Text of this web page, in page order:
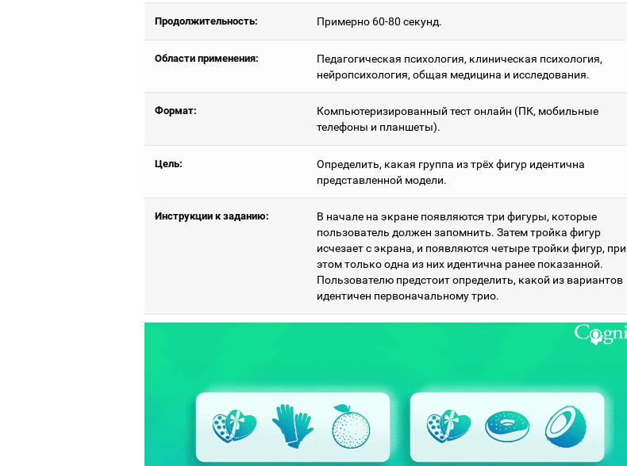
Продолжительность: Примерно 60-80 секунд.
Области применения:
Педагогическая психология, клиническая психология,
нейропсихология, общая медицина и исследования.
Формат:
Компьютеризированный тест онлайн (ПК, мобильные
телефоны и планшеты).
Цель:
Определить, какая группа из трёх фигур идентична
представленной модели.
Инструкции к заданию:
В начале на экране появляются три фигуры, которые
пользователь должен запомнить. Затем тройка фигур
исчезает с экрана, и появляются четыре тройки фигур, при
этом только одна из них идентична ранее показанной.
Пользователю предстоит определить, какой из вариантов
идентичен первоначальному трио.